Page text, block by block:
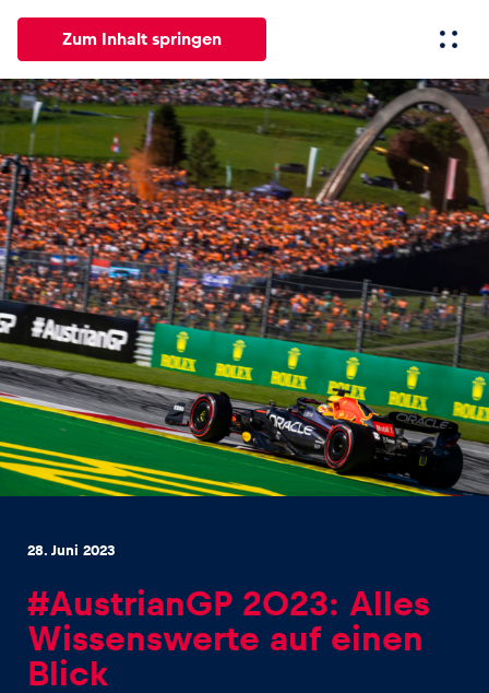
Zum Inhalt springen
News Events Erlebnisse Seiten
News
Alle anzeigen
Events
Alle anzeigen
Erlebnisse
28. Juni 2023
#AustrianGP 2023: Alles
Wissenswerte auf einen
Blick